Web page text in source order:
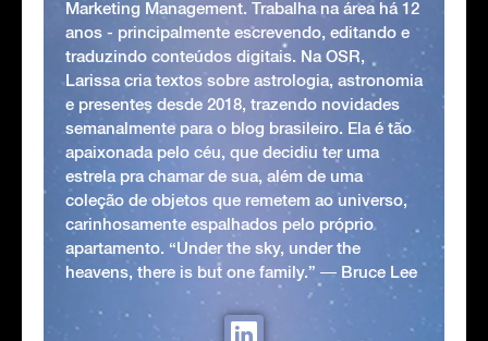
Marketing Management. Trabalha na área há 12
anos - principalmente escrevendo, editando e
traduzindo conteúdos digitais. Na OSR,
Larissa cria textos sobre astrologia, astronomia
e presentes desde 2018, trazendo novidades
semanalmente para o blog brasileiro. Ela é tão
apaixonada pelo céu, que decidiu ter uma
estrela pra chamar de sua, além de uma
coleção de objetos que remetem ao universo,
carinhosamente espalhados pelo próprio
apartamento. “Under the sky, under the
heavens, there is but one family.” ― Bruce Lee